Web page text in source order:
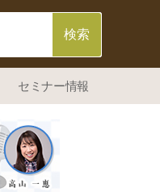
セミナー情報